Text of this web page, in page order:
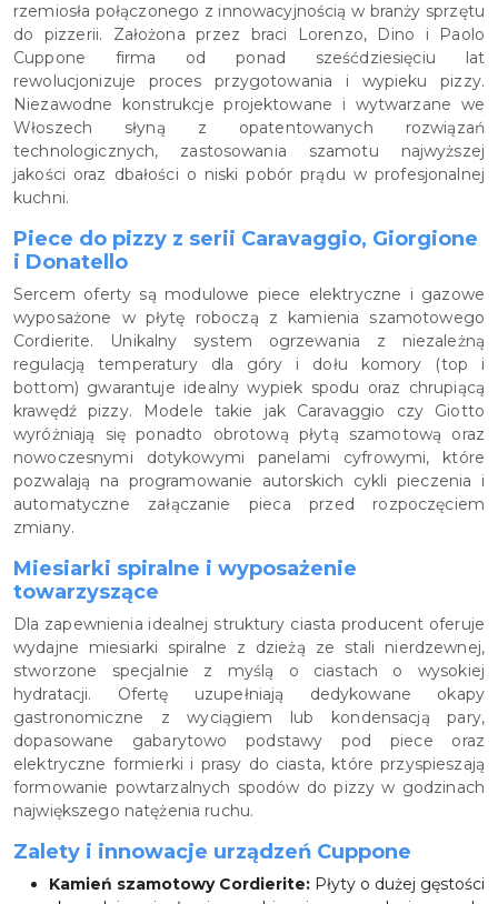
rzemiosła połączonego z innowacyjnością w branży sprzętu
do pizzerii. Założona przez braci Lorenzo, Dino i Paolo
Cuppone firma od ponad sześćdziesięciu lat
rewolucjonizuje proces przygotowania i wypieku pizzy.
Niezawodne konstrukcje projektowane i wytwarzane we
Włoszech słyną z opatentowanych rozwiązań
technologicznych, zastosowania szamotu najwyższej
jakości oraz dbałości o niski pobór prądu w profesjonalnej
kuchni.
Piece do pizzy z serii Caravaggio, Giorgione
i Donatello
Sercem oferty są modulowe piece elektryczne i gazowe
wyposażone w płytę roboczą z kamienia szamotowego
Cordierite. Unikalny system ogrzewania z niezależną
regulacją temperatury dla góry i dołu komory (top i
bottom) gwarantuje idealny wypiek spodu oraz chrupiącą
krawędź pizzy. Modele takie jak Caravaggio czy Giotto
wyróżniają się ponadto obrotową płytą szamotową oraz
nowoczesnymi dotykowymi panelami cyfrowymi, które
pozwalają na programowanie autorskich cykli pieczenia i
automatyczne załączanie pieca przed rozpoczęciem
zmiany.
Miesiarki spiralne i wyposażenie
towarzyszące
Dla zapewnienia idealnej struktury ciasta producent oferuje
wydajne miesiarki spiralne z dzieżą ze stali nierdzewnej,
stworzone specjalnie z myślą o ciastach o wysokiej
hydratacji. Ofertę uzupełniają dedykowane okapy
gastronomiczne z wyciągiem lub kondensacją pary,
dopasowane gabarytowo podstawy pod piece oraz
elektryczne formierki i prasy do ciasta, które przyspieszają
formowanie powtarzalnych spodów do pizzy w godzinach
największego natężenia ruchu.
Zalety i innowacje urządzeń Cuppone
Kamień szamotowy Cordierite: Płyty o dużej gęstości